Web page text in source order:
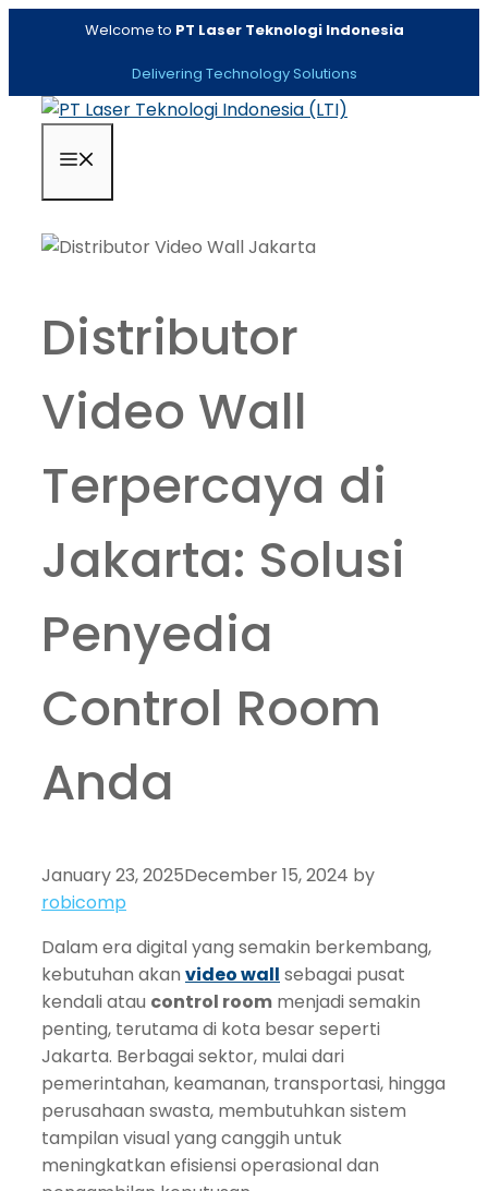
Welcome to PT Laser Teknologi Indonesia
Delivering Technology Solutions
Distributor
Video Wall
Terpercaya di
Jakarta: Solusi
Penyedia
Control Room
Anda
January 23, 2025December 15, 2024 by
robicomp
Dalam era digital yang semakin berkembang,
kebutuhan akan video wall sebagai pusat
kendali atau control room menjadi semakin
penting, terutama di kota besar seperti
Jakarta. Berbagai sektor, mulai dari
pemerintahan, keamanan, transportasi, hingga
perusahaan swasta, membutuhkan sistem
tampilan visual yang canggih untuk
meningkatkan efisiensi operasional dan